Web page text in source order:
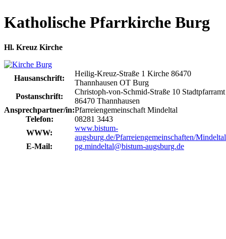
Katholische Pfarrkirche Burg
Hl. Kreuz Kirche
Hausanschrift:
Heilig-Kreuz-Straße 1 Kirche 86470
Thannhausen OT Burg
Postanschrift:
Christoph-von-Schmid-Straße 10 Stadtpfarramt
86470 Thannhausen
Ansprechpartner/in:Pfarreiengemeinschaft Mindeltal
Telefon:
08281 3443
WWW:
www.bistum-
augsburg.de/Pfarreiengemeinschaften/Mindeltal
E-Mail:
pg.mindeltal@bistum-augsburg.de